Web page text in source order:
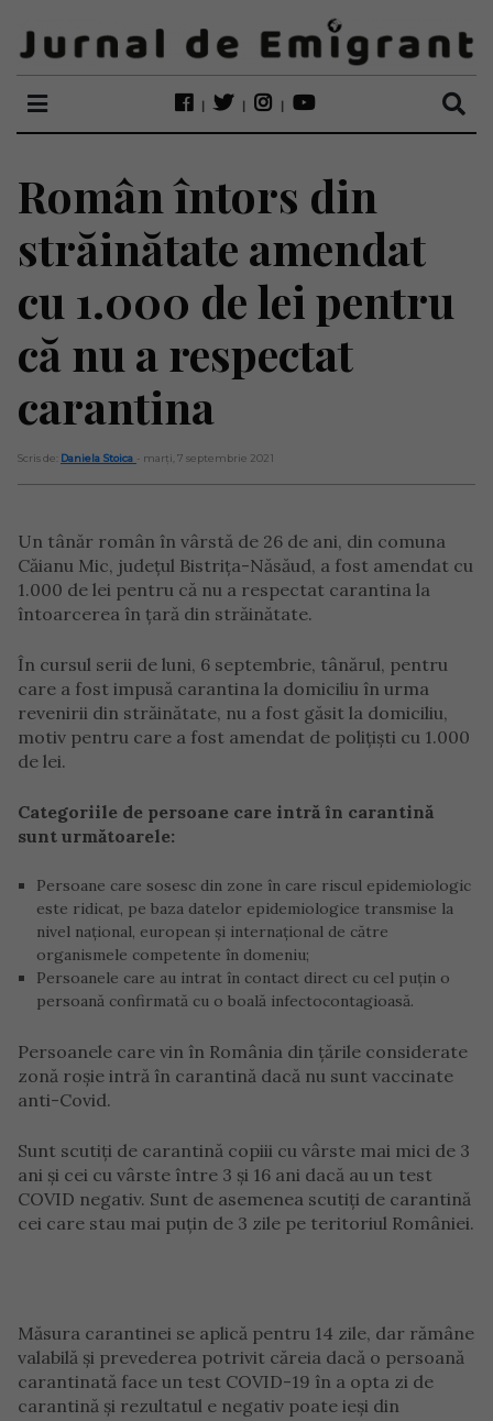
Român întors din
străinătate amendat
cu 1.000 de lei pentru
că nu a respectat
carantina
Scris de: Daniela Stoica - marți, 7 septembrie 2021
Un tânăr român în vârstă de 26 de ani, din comuna
Căianu Mic, județul Bistrița-Năsăud, a fost amendat cu
1.000 de lei pentru că nu a respectat carantina la
întoarcerea în țară din străinătate.
În cursul serii de luni, 6 septembrie, tânărul, pentru
care a fost impusă carantina la domiciliu în urma
revenirii din străinătate, nu a fost găsit la domiciliu,
motiv pentru care a fost amendat de poliţişti cu 1.000
de lei.
Categoriile de persoane care intră în carantină
sunt următoarele:
Persoane care sosesc din zone în care riscul epidemiologic
este ridicat, pe baza datelor epidemiologice transmise la
nivel național, european și internațional de către
organismele competente în domeniu;
Persoanele care au intrat în contact direct cu cel puțin o
persoană confirmată cu o boală infectocontagioasă.
Persoanele care vin în România din țările considerate
zonă roșie intră în carantină dacă nu sunt vaccinate
anti-Covid.
Sunt scutiți de carantină copiii cu vârste mai mici de 3
ani și cei cu vârste între 3 și 16 ani dacă au un test
COVID negativ. Sunt de asemenea scutiți de carantină
cei care stau mai puțin de 3 zile pe teritoriul României.
Măsura carantinei se aplică pentru 14 zile, dar rămâne
valabilă şi prevederea potrivit căreia dacă o persoană
carantinată face un test COVID-19 în a opta zi de
carantină şi rezultatul e negativ poate ieşi din